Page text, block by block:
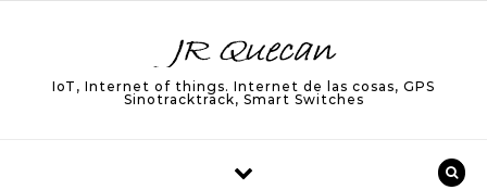
IoT, Internet of things. Internet de las cosas, GPS
Sinotracktrack, Smart Switches